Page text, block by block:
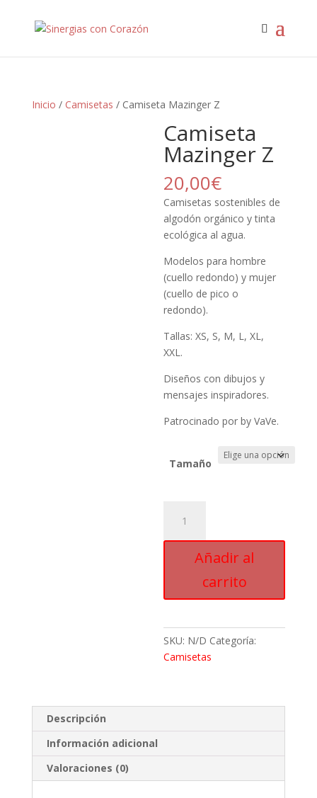
Inicio / Camisetas / Camiseta Mazinger Z
Camiseta
Mazinger Z
20,00€
Camisetas sostenibles de
algodón orgánico y tinta
ecológica al agua.
Modelos para hombre
(cuello redondo) y mujer
(cuello de pico o
redondo).
Tallas: XS, S, M, L, XL,
XXL.
Diseños con dibujos y
mensajes inspiradores.
Patrocinado por by VaVe.
Tamaño
Mazinger
Z
cantidadAñadir al
carrito
SKU: N/D Categoría:
Camisetas
Descripción
Información adicional
Valoraciones (0)